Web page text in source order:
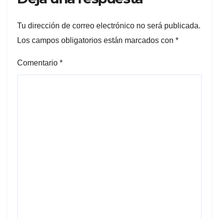
Tu dirección de correo electrónico no será publicada.
Los campos obligatorios están marcados con *
Comentario *